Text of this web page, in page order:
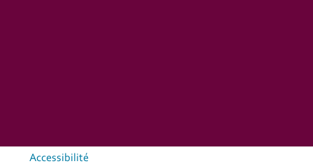
Accessibilité